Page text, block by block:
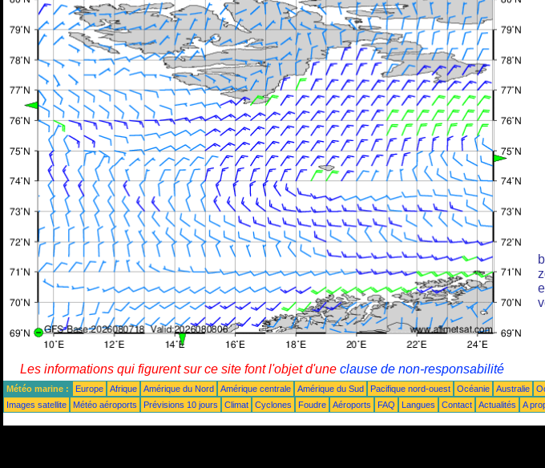
Les informations qui figurent sur ce site font l'objet d'une clause de non-responsabilité
Météo marine : Europe Afrique Amérique du Nord Amérique centrale Amérique du Sud Pacifique nord-ouest Océanie Australie
Images satellite
Météo aéroports Prévisions 10 jours Climat Cyclones Foudre Aéroports FAQ Langues Contact Actualités A